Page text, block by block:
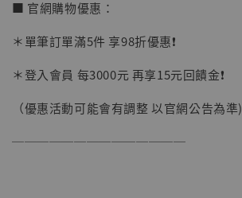
■ 官網購物優惠：
＊單筆訂單滿5件 享98折優惠❗️
＊登入會員 每3000元 再享15元回饋金❗️
（優惠活動可能會有調整 以官網公告為準)
──────────────